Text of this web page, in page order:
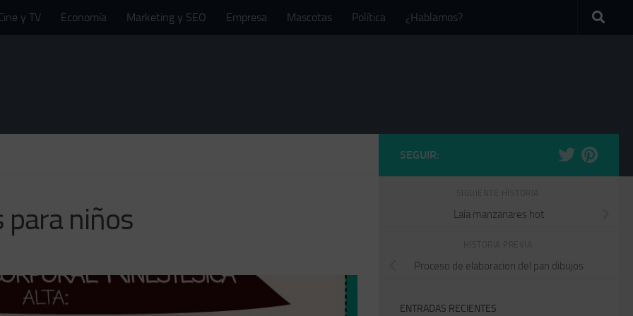
y TV Economía Marketing y SEO Empresa Mascotas Política ¿Hablamos?
para niños
SEGUIR:
Laia manzanares hot
Proceso de elaboracion del pan dibujos
ENTRADAS RECIENTES